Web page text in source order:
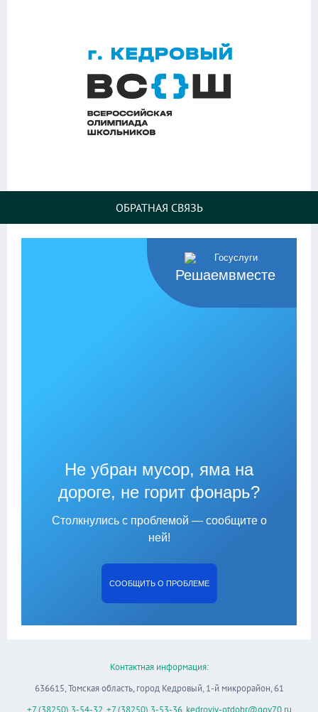
ОБРАТНАЯ СВЯЗЬ
Решаемвместе
Не убран мусор, яма на
дороге, не горит фонарь?
Столкнулись с проблемой — сообщите о
ней!
СООБЩИТЬ О ПРОБЛЕМЕ
Контактная информация:
636615, Томская область, город Кедровый, 1-й микрорайон, 61
+7 (38250) 3-54-32 +7 (38250) 3-53-36, kedroviy-otdobr@gov70.ru